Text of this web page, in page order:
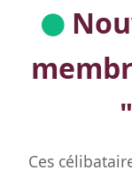
"
Ces